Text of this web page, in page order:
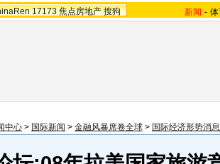
17173 焦点房地产 搜狗 新闻 -
中心 > 国际新闻 > 金融风暴席卷全球 > 国际经济形势消息